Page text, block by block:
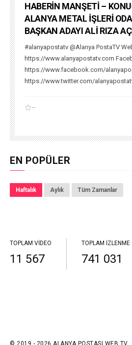
HABERİN MANŞETİ –
ALANYA METAL İŞLERİ
BAŞKAN ADAYI ALİ RIZA
#alanyapostatv @Alanya PostaTV
https://www.alanyapostatv.com
https://www.facebook.com/
https://www.twitter.com/
--
EN POPÜLER
Haftalık Aylık Tüm Zamanlar
TOPLAM VIDEO
11 567
TOPLAM İZLENME
741 031
© 2019 - 2026 ALANYA POSTASI WEB TV